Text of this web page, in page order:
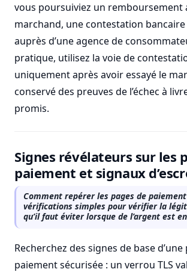
vous poursuiviez un remboursement
marchand, une contestation
auprès d’une agence de
pratique, utilisez la voie de
uniquement après avoir essayé le
conservé des preuves de l’échec à
promis.
Signes révélateurs sur les
paiement et signaux
Comment repérer les pages de
vérifications simples pour vérifier la
qu’il faut éviter lorsque de l’argent est
Recherchez des signes de base d’une
paiement sécurisée : un verrou TLS